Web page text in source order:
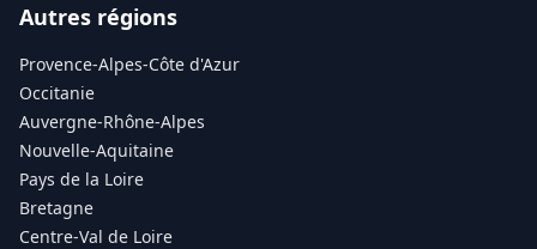
Autres régions
Provence-Alpes-Côte d'Azur
Occitanie
Auvergne-Rhône-Alpes
Nouvelle-Aquitaine
Pays de la Loire
Bretagne
Centre-Val de Loire